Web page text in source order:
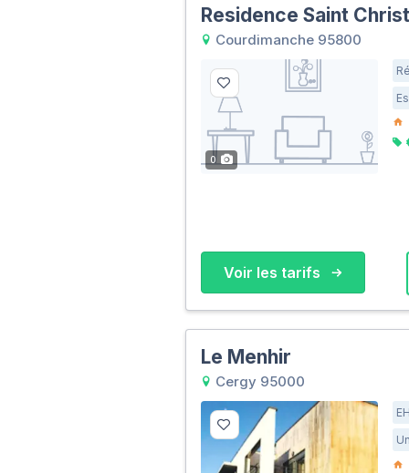
Residence Saint
Courdimanche 95800
0
Voir les tarifs
Le Menhir
Cergy 95000